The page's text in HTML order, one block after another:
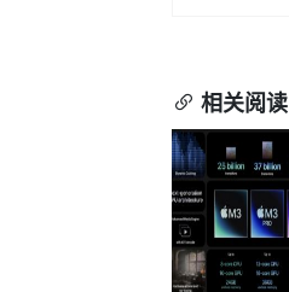
相关阅读